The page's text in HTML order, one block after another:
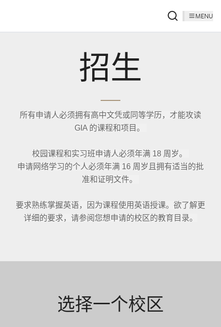
MENU
招生
所有申请人必须拥有高中文凭或同等学历，才能攻读
GIA 的课程和项目。
校园课程和实习班申请人必须年满 18 周岁。
申请网络学习的个人必须年满 16 周岁且拥有适当的批
准和证明文件。
要求熟练掌握英语，因为课程使用英语授课。欲了解更
详细的要求，请参阅您想申请的校区的教育目录。
选择一个校区